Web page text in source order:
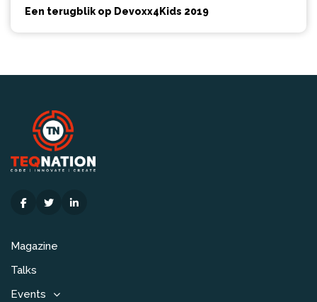
Een terugblik op Devoxx4Kids 2019
Magazine
Talks
Events